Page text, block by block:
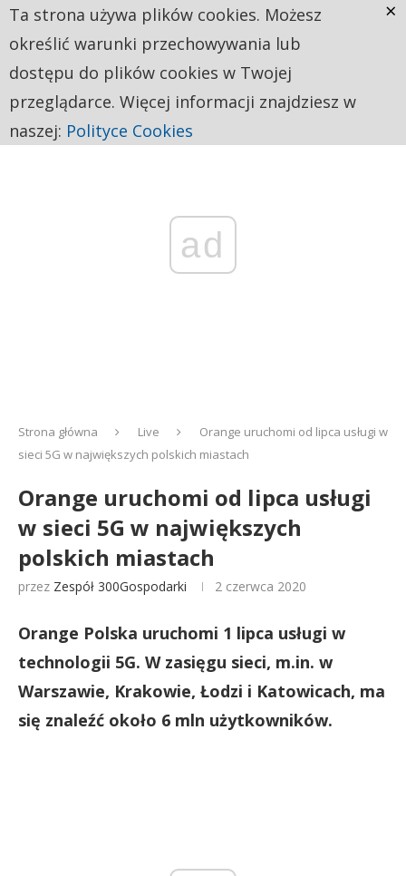
ad
Strona główna Live
Orange uruchomi od lipca usługi w
sieci 5G w największych polskich miastach
Orange uruchomi od lipca usługi
w sieci 5G w największych
polskich miastach
przez Zespół 300Gospodarki 2 czerwca 2020
Orange Polska uruchomi 1 lipca usługi w
technologii 5G. W zasięgu sieci, m.in. w
Warszawie, Krakowie, Łodzi i Katowicach, ma
się znaleźć około 6 mln użytkowników.
Ta strona używa plików cookies. Możesz
określić warunki przechowywania lub
dostępu do plików cookies w Twojej
przeglądarce. Więcej informacji znajdziesz w
naszej: Polityce Cookies
×